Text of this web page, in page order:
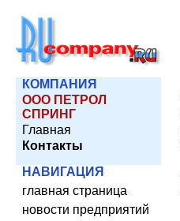
КОМПАНИЯ
ООО ПЕТРОЛ
СПРИНГ
Главная
Контакты
НАВИГАЦИЯ
главная страница
новости предприятий